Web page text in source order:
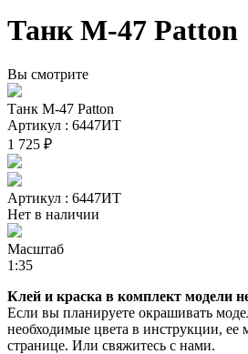
Танк M-47 Patton
Вы смотрите
Танк M-47 Patton
Артикул : 6447ИТ
1 725 ₽
Артикул : 6447ИТ
Нет в наличии
Масштаб
1:35
Клей и краска в комплект модели
Если вы планируете окрашивать
необходимые цвета в инструкции, ее
странице. Или свяжитесь с нами.